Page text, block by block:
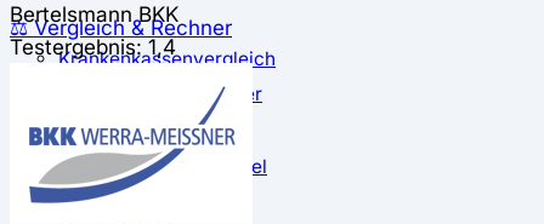
⚖️ Vergleich & Rechner
Krankenkassenvergleich
Krankenkassenrechner
↔ Wechsel
Krankenkassenwechsel
Kündigung
Bertelsmann BKK
Testergebnis: 1,4